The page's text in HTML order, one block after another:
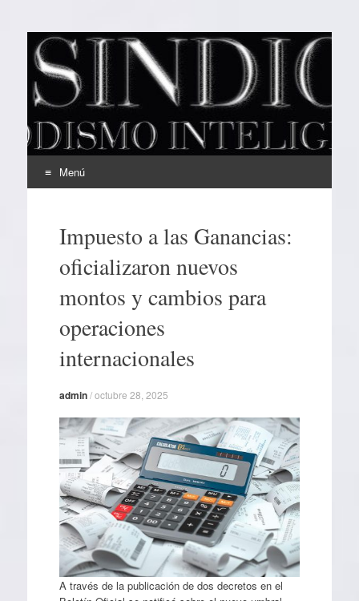
EL SINDICAL
Periodismo Inteligente
Menú
contenidoImpuesto a las Ganancias:
oficializaron nuevos
montos y cambios para
operaciones
internacionales
admin/octubre 28, 2025
A través de la publicación de dos decretos en el